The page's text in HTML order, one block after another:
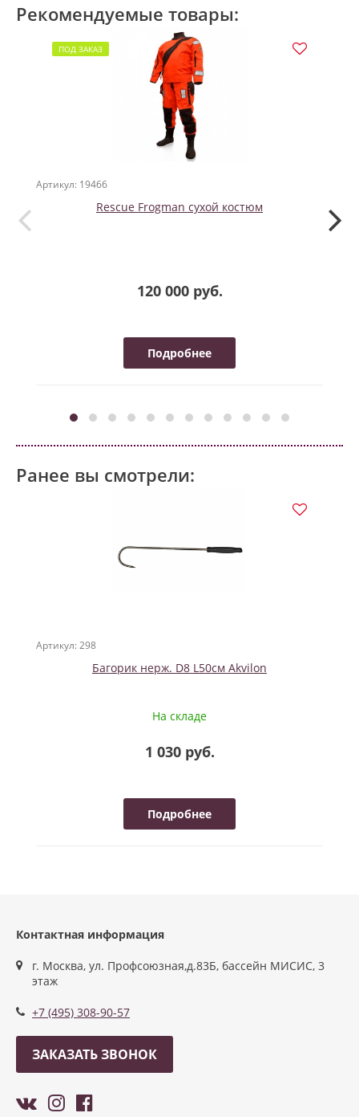
Рекомендуемые товары:
ПОД ЗАКАЗ
Артикул: 19466
Rescue Frogman сухой костюм
120 000 руб.
Подробнее
Ранее вы смотрели:
Артикул: 298
Багорик нерж. D8 L50см Akvilon
На складе
1 030 руб.
Подробнее
Контактная информация
г. Москва, ул. Профсоюзная,д.83Б, бассейн МИСИС, 3
этаж
+7 (495) 308-90-57
ЗАКАЗАТЬ ЗВОНОК